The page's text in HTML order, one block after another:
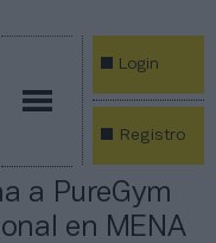
Login
Registro
a PureGym
en MENA